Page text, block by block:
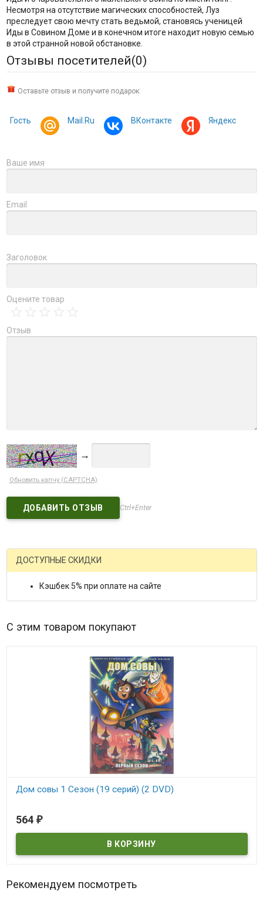
Несмотря на отсутствие магических способностей, Луз
преследует свою мечту стать ведьмой, становясь ученицей
Иды в Совином Доме и в конечном итоге находит новую семью
в этой странной новой обстановке.
Отзывы посетителей(0)
Оставьте отзыв и получите подарок:
Гость Mail.Ru ВКонтакте Яндекс
Ваше имя
Email
Заголовок
Оцените товар
Отзыв
→
Обновить капчу (CAPTCHA)
Ctrl+Enter
ДОСТУПНЫЕ СКИДКИ
Кэшбек 5% при оплате на сайте
С этим товаром покупают
Дом совы 1 Сезон (19 серий) (2 DVD)
В наличии
564 ₽
Рекомендуем посмотреть